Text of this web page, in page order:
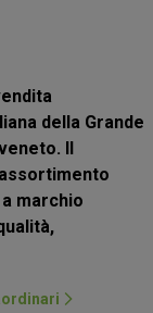
della Grande
Il
marchio